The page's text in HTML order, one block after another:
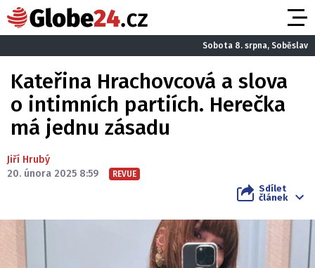
Sobota 8. srpna, Soběslav
Kateřina Hrachovcová a slova
o intimních partiích. Herečka
má jednu zásadu
Jiří Hrubý
20. února 2025 8:59
REVUE
Sdílet
článek